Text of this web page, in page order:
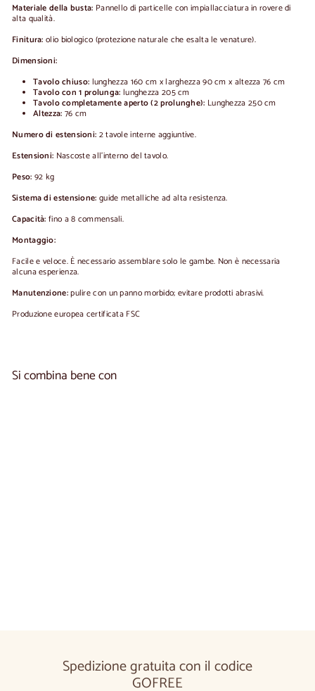
Materiale della busta: Pannello di particelle con impiallacciatura in rovere di
alta qualità.
Finitura: olio biologico (protezione naturale che esalta le venature).
Dimensioni:
Tavolo chiuso: lunghezza 160 cm x larghezza 90 cm x altezza 76 cm
Tavolo con 1 prolunga: lunghezza 205 cm
Tavolo completamente aperto (2 prolunghe): Lunghezza 250 cm
Altezza: 76 cm
Numero di estensioni: 2 tavole interne aggiuntive.
Estensioni: Nascoste all'interno del tavolo.
Peso: 92 kg
Sistema di estensione: guide metalliche ad alta resistenza.
Capacità: fino a 8 commensali.
Montaggio:
Facile e veloce. È necessario assemblare solo le gambe. Non è necessaria
alcuna esperienza.
Manutenzione:pulire con un panno morbido; evitare prodotti abrasivi.
Produzione europea certificata FSC
Si combina bene con
Spedizione gratuita con il codice
GOFREE